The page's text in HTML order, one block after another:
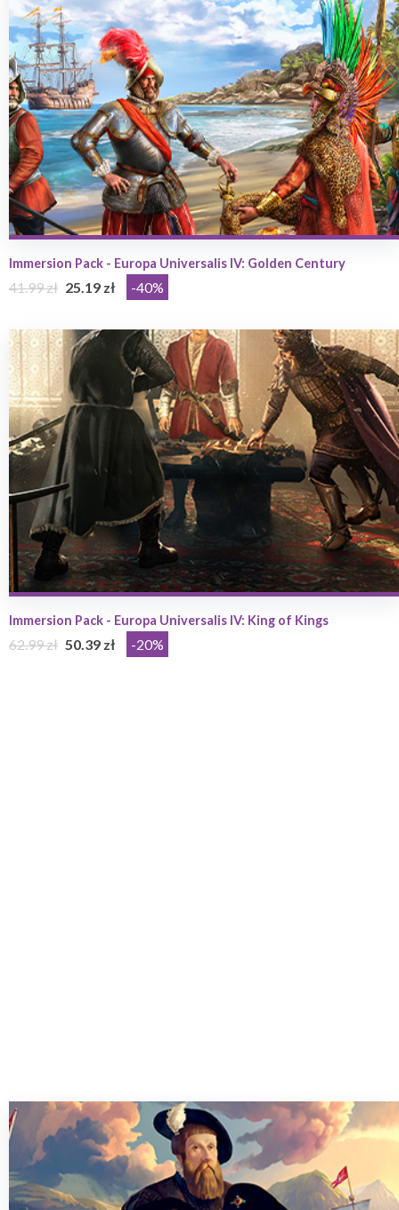
Immersion Pack - Europa Universalis IV: Golden Century
41.99 zł 25.19 zł -40%
Immersion Pack - Europa Universalis IV: King of Kings
62.99 zł 50.39 zł -20%